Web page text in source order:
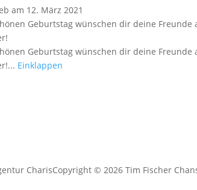
am 12. März 2021
Geburtstag wünschen dir deine
Geburtstag wünschen dir deine
Einklappen
Copyright © 2026 Tim Fischer